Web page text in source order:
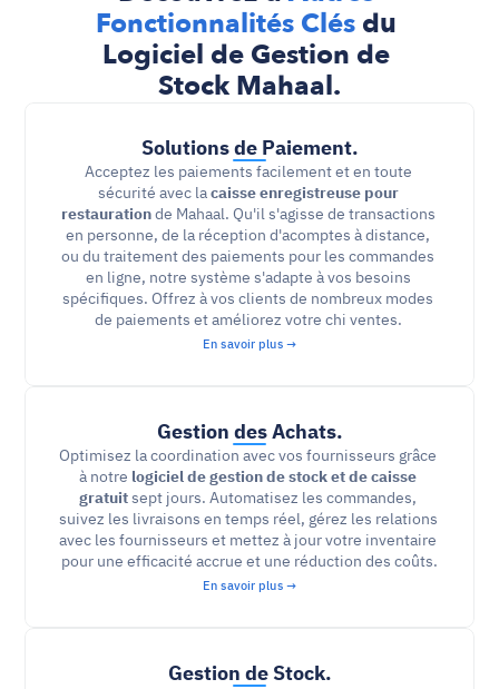
Fonctionnalités Clés du
Logiciel de Gestion de
Stock Mahaal.
Solutions de Paiement.
Acceptez les paiements facilement et en toute
sécurité avec la caisse enregistreuse pour
restauration de Mahaal. Qu'il s'agisse de transactions
en personne, de la réception d'acomptes à distance,
ou du traitement des paiements pour les commandes
en ligne, notre système s'adapte à vos besoins
spécifiques. Offrez à vos clients de nombreux modes
de paiements et améliorez votre chi ventes.
En savoir plus →
Gestion des Achats.
Optimisez la coordination avec vos fournisseurs grâce
à notre logiciel de gestion de stock et de caisse
gratuit sept jours. Automatisez les commandes,
suivez les livraisons en temps réel, gérez les relations
avec les fournisseurs et mettez à jour votre inventaire
pour une efficacité accrue et une réduction des coûts.
En savoir plus →
Gestion de Stock.